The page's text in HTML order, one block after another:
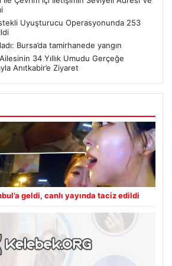
Uyuşturucu Operasyonunda 253
Bursa’da tamirhanede yangın
Ailesinin 34 Yıllık Umudu Gerçeğe
Anıtkabir’e Ziyaret
geldi, canlı yayında taciz edildi